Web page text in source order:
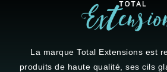
La marque Total Extensions est
produits de haute qualité, ses cils